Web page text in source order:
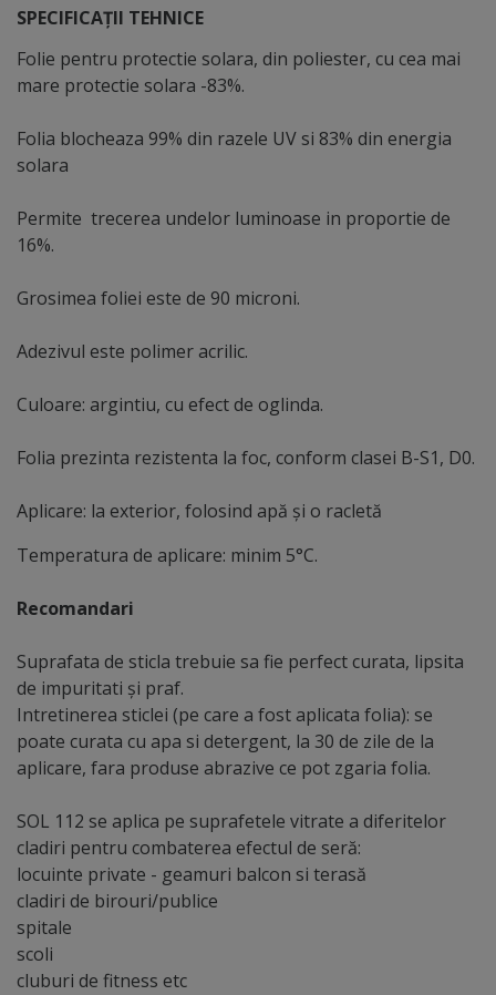
geamurile de mansardă înclinate ( Velux ) sau alte tipuri
acestea sunt supuse în mod direct influențelor
exterioare, cum ar fi umiditatea crescută și acumularea
aderența și durabilitatea foliei solare aplicate pe
exterior, diminuând astfel eficacitatea și longevitatea
apei pe la margini, în timp ce acumularea de praf și
expunerea directă la razele UV determină mătuirea şi
întreținerea și curățarea regulată a foliei aplicate pe
suplimentară.
SPECIFICAȚII TEHNICE
Folie pentru protectie solara, din poliester, cu cea mai
mare protectie solara -83%.
Folia blocheaza 99% din razele UV si 83% din energia
solara
Permite trecerea undelor luminoase in proportie de
16%.
Grosimea foliei este de 90 microni.
Adezivul este polimer acrilic.
Culoare: argintiu, cu efect de oglinda.
Folia prezinta rezistenta la foc, conform clasei B-S1, D0.
Aplicare: la exterior, folosind apă şi o racletă
Temperatura de aplicare: minim 5°C.
Recomandari
Suprafata de sticla trebuie sa fie perfect curata, lipsita
de impuritati şi praf.
Intretinerea sticlei (pe care a fost aplicata folia): se
poate curata cu apa si detergent, la 30 de zile de la
aplicare, fara produse abrazive ce pot zgaria folia.
SOL 112 se aplica pe suprafetele vitrate a diferitelor
cladiri pentru combaterea efectul de seră:
locuinte private - geamuri balcon si terasă
cladiri de birouri/publice
spitale
scoli
cluburi de fitness etc